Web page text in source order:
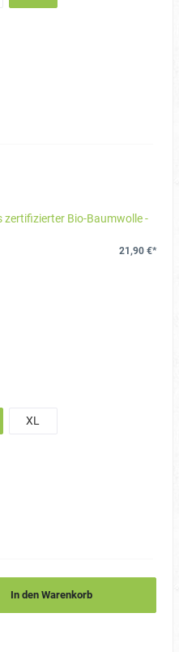
zertifizierter Bio-Baumwolle -
21,90 €*
XL
In den Warenkorb